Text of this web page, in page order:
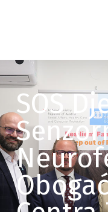
SOS